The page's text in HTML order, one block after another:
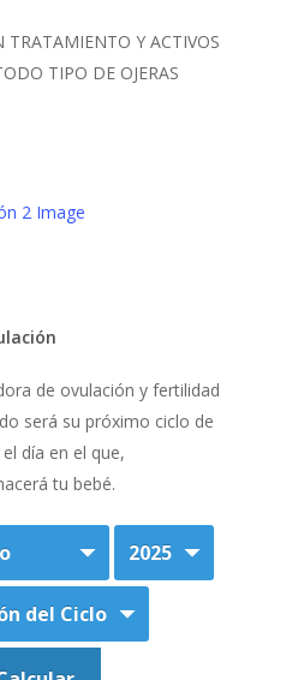
TRATAMIENTO Y ACTIVOS
TIPO DE OJERAS
de ovulación y fertilidad
será su próximo ciclo de
día en el que,
tu bebé.